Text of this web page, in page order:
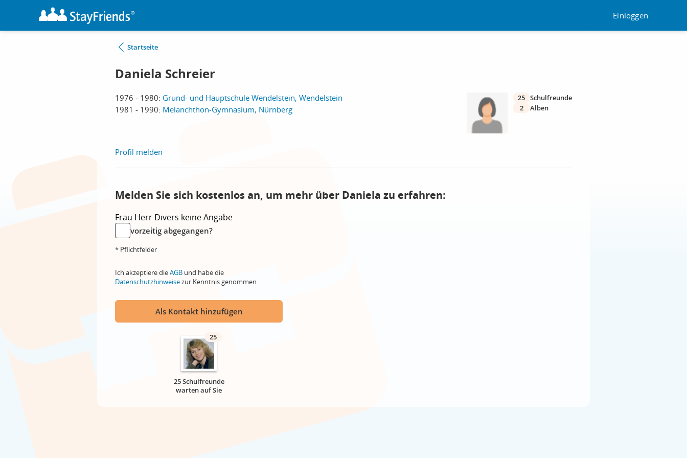
Einloggen
Startseite
Daniela Schreier
1976 - 1980: Grund- und Hauptschule Wendelstein, Wendelstein
1981 - 1990: Melanchthon-Gymnasium, Nürnberg
25 Schulfreunde
2
Alben
Profil melden
Melden Sie sich kostenlos an, um mehr über Daniela zu erfahren:
Frau Herr Divers keine Angabe
vorzeitig abgegangen?
* Pflichtfelder
Ich akzeptiere dieAGB und habe die
Datenschutzhinweisezur Kenntnis genommen.
Als Kontakt hinzufügen
25
25 Schulfreunde
warten auf Sie